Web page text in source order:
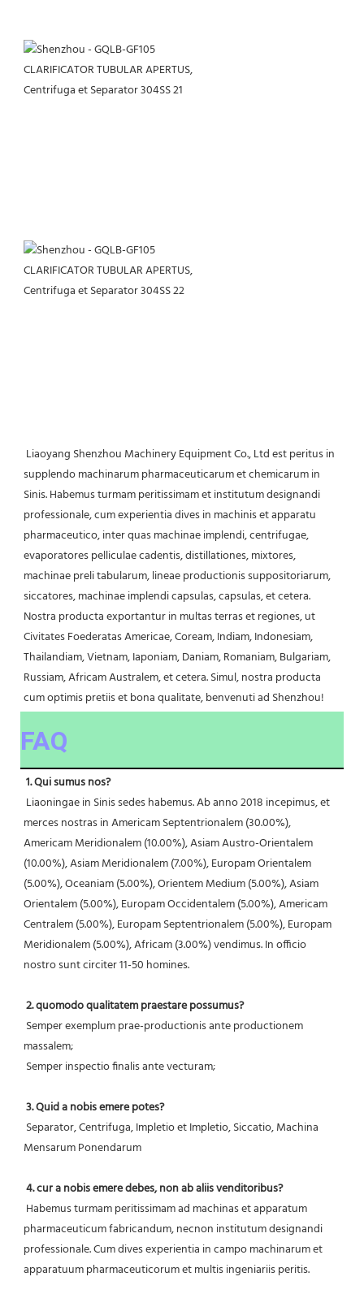
supplendo machinarum pharmaceuticarum et chemicarum in
Sinis. Habemus turmam peritissimam et institutum designandi
professionale, cum experientia dives in machinis et apparatu
pharmaceutico, inter quas machinae implendi, centrifugae,
evaporatores pelliculae cadentis, distillationes, mixtores,
machinae preli tabularum, lineae productionis suppositoriarum,
siccatores, machinae implendi capsulas, capsulas, et cetera.
Nostra producta exportantur in multas terras et regiones, ut
Civitates Foederatas Americae, Coream, Indiam, Indonesiam,
Thailandiam, Vietnam, Iaponiam, Daniam, Romaniam, Bulgariam,
Russiam, Africam Australem, et cetera. Simul, nostra producta
cum optimis pretiis et bona qualitate, benvenuti ad Shenzhou!
FAQ
1. Qui sumus nos?
merces nostras in Americam Septentrionalem (30.00%),
Americam Meridionalem (10.00%), Asiam Austro-Orientalem
(10.00%), Asiam Meridionalem (7.00%), Europam Orientalem
(5.00%), Oceaniam (5.00%), Orientem Medium (5.00%), Asiam
Orientalem (5.00%), Europam Occidentalem (5.00%), Americam
Centralem (5.00%), Europam Septentrionalem (5.00%), Europam
Meridionalem (5.00%), Africam (3.00%) vendimus. In officio
nostro sunt circiter 11-50 homines.
2. quomodo qualitatem praestare possumus?
massalem;
Semper inspectio finalis ante vecturam;
3. Quid a nobis emere potes?
Mensarum Ponendarum
4. cur a nobis emere debes, non ab aliis venditoribus?
pharmaceuticum fabricandum, necnon institutum designandi
professionale. Cum dives experientia in campo machinarum et
apparatuum pharmaceuticorum et multis ingeniariis peritis.